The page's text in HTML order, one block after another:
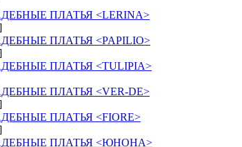
ПЛАТЬЯ <LERINA>
ПЛАТЬЯ <PAPILIO>
ПЛАТЬЯ <TULIPIA>
ПЛАТЬЯ <VER-DE>
ПЛАТЬЯ <FIORE>
ПЛАТЬЯ <ЮНОНА>